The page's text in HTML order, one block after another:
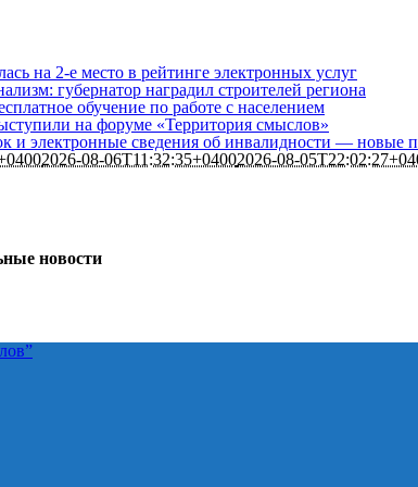
на 2-е место в рейтинге электронных услуг
губернатор наградил строителей региона
обучение по работе с населением
на форуме «Территория смыслов»
и электронные сведения об инвалидности — новые
2026-08-06T11:32:35+04002026-08-
новости